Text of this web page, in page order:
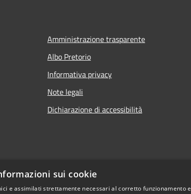
Amministrazione trasparente
Albo Pretorio
Informativa privacy
Note legali
Dichiarazione di accessibilità
sui cookie
e assimilati strettamente necessari al corretto funzionamento e